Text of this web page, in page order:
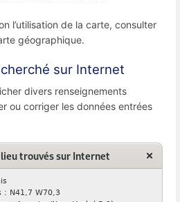
l’utilisation de la carte, consulter
géographique.
sur Internet
divers renseignements
ou corriger les données entrées